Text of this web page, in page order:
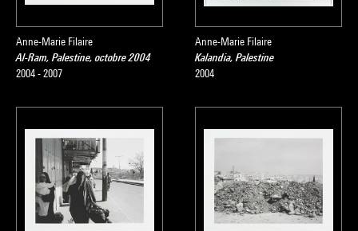
Anne-Marie Filaire
Al-Ram, Palestine, octobre 2004
2004 - 2007
Anne-Marie Filaire
Kalandia, Palestine
2004